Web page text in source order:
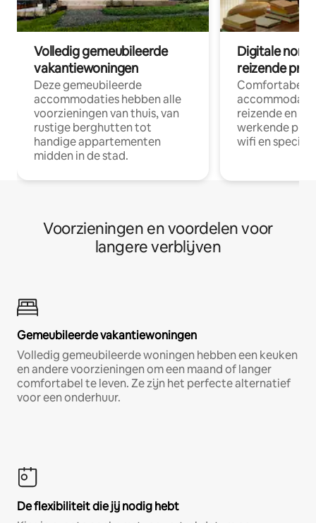
Volledig gemeubileerde
vakantiewoningen
Deze gemeubileerde
accommodaties hebben alle
voorzieningen van thuis, van
rustige berghutten tot
handige appartementen
midden in de stad.
Digitale
reizende
Comfortabele
reizende en
werkende
wifi en
Voorzieningen en voordelen voor
langere verblijven
Gemeubileerde vakantiewoningen
Volledig gemeubileerde woningen hebben een keuken
en andere voorzieningen om een maand of langer
comfortabel te leven. Ze zijn het perfecte alternatief
voor een onderhuur.
De flexibiliteit die jij nodig hebt